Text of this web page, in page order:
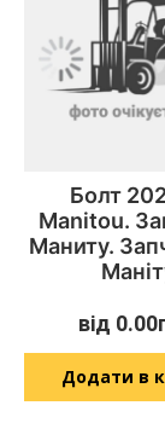
Болт
Manitou.
Маниту.
від 0.00
Додати в